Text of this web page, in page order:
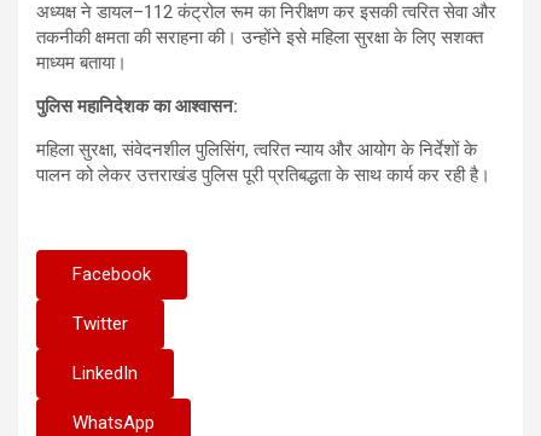
अध्यक्ष ने डायल–112 कंट्रोल रूम का निरीक्षण कर इसकी त्वरित सेवा और
तकनीकी क्षमता की सराहना की। उन्होंने इसे महिला सुरक्षा के लिए सशक्त
माध्यम बताया।
पुलिस महानिदेशक का आश्वासन:
महिला सुरक्षा, संवेदनशील पुलिसिंग, त्वरित न्याय और आयोग के निर्देशों के
पालन को लेकर उत्तराखंड पुलिस पूरी प्रतिबद्धता के साथ कार्य कर रही है।
Facebook
Twitter
LinkedIn
WhatsApp